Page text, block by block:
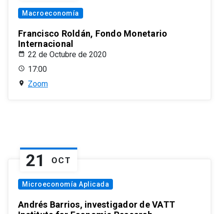
Macroeconomía
Francisco Roldán, Fondo Monetario
Internacional
22 de Octubre de 2020
17:00
Zoom
21 OCT
Microeconomía Aplicada
Andrés Barrios, investigador de VATT